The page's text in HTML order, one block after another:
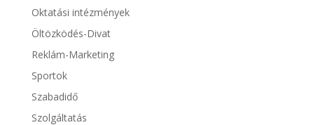
Oktatási intézmények
Öltözködés-Divat
Reklám-Marketing
Sportok
Szabadidő
Szolgáltatás